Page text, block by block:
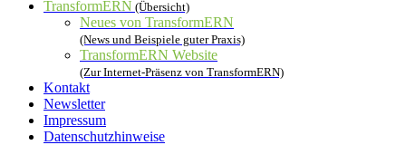
TransformERN (Übersicht)
Neues von TransformERN
(News und Beispiele guter Praxis)
TransformERN Website
(Zur Internet-Präsenz von TransformERN)
Kontakt
Newsletter
Impressum
Datenschutzhinweise